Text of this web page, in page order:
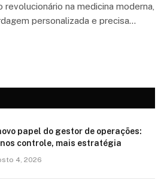
na medicina moderna,
personalizada e precisa…
papel do gestor de operações:
controle, mais estratégia
4, 2026